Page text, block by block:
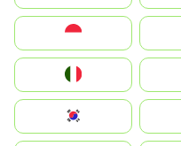
South Korea